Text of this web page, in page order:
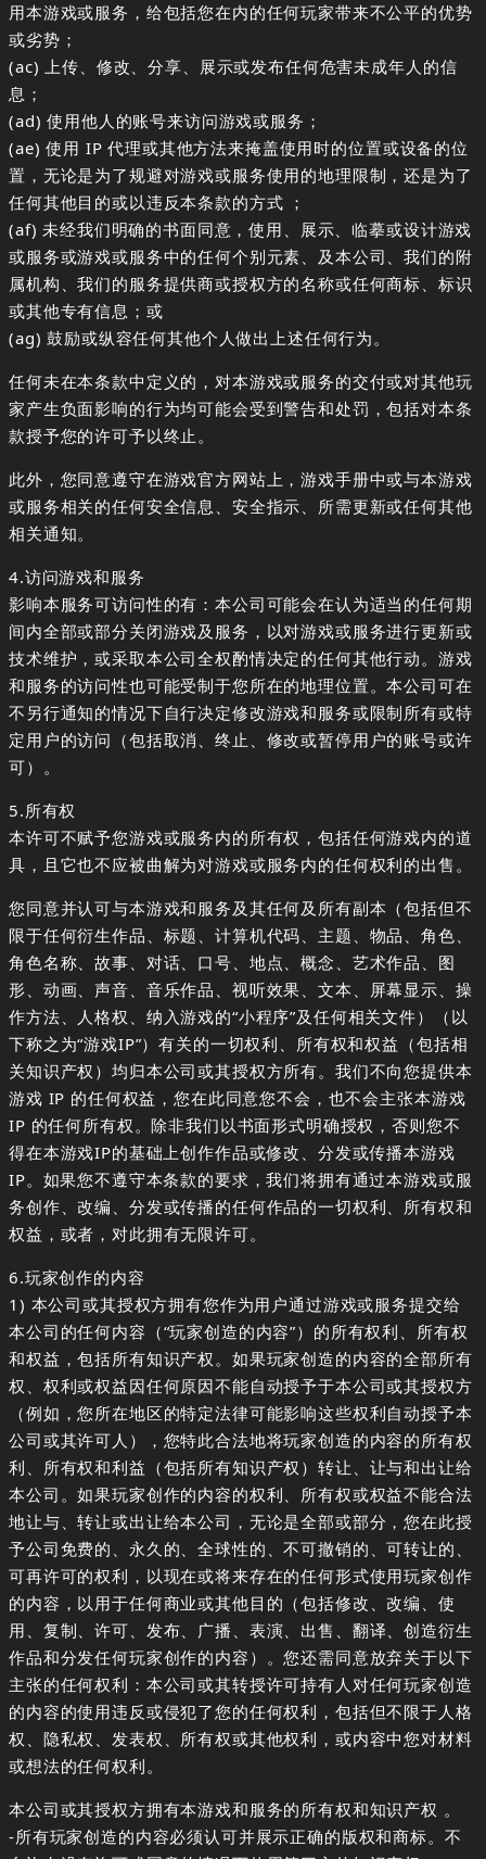
用本游戏或服务，给包括您在内的任何玩家带来不公平的优势
或劣势；
(ac) 上传、修改、分享、展示或发布任何危害未成年人的信
息；
(ad) 使用他人的账号来访问游戏或服务；
(ae) 使用 IP 代理或其他方法来掩盖使用时的位置或设备的位
置，无论是为了规避对游戏或服务使用的地理限制，还是为了
任何其他目的或以违反本条款的方式 ；
(af) 未经我们明确的书面同意，使用、展示、临摹或设计游戏
或服务或游戏或服务中的任何个别元素、及本公司、我们的附
属机构、我们的服务提供商或授权方的名称或任何商标、标识
或其他专有信息；或
(ag) 鼓励或纵容任何其他个人做出上述任何行为。
任何未在本条款中定义的，对本游戏或服务的交付或对其他玩
家产生负面影响的行为均可能会受到警告和处罚，包括对本条
款授予您的许可予以终止。
此外，您同意遵守在游戏官方网站上，游戏手册中或与本游戏
或服务相关的任何安全信息、安全指示、所需更新或任何其他
相关通知。
4.访问游戏和服务
影响本服务可访问性的有：本公司可能会在认为适当的任何期
间内全部或部分关闭游戏及服务，以对游戏或服务进行更新或
技术维护，或采取本公司全权酌情决定的任何其他行动。游戏
和服务的访问性也可能受制于您所在的地理位置。本公司可在
不另行通知的情况下自行决定修改游戏和服务或限制所有或特
定用户的访问（包括取消、终止、修改或暂停用户的账号或许
可）。
5.所有权
本许可不赋予您游戏或服务内的所有权，包括任何游戏内的道
具，且它也不应被曲解为对游戏或服务内的任何权利的出售。
您同意并认可与本游戏和服务及其任何及所有副本（包括但不
限于任何衍生作品、标题、计算机代码、主题、物品、角色、
角色名称、故事、对话、口号、地点、概念、艺术作品、图
形、动画、声音、音乐作品、视听效果、文本、屏幕显示、操
作方法、人格权、纳入游戏的“小程序”及任何相关文件）（以
下称之为“游戏IP”）有关的一切权利、所有权和权益（包括相
关知识产权）均归本公司或其授权方所有。我们不向您提供本
游戏 IP 的任何权益，您在此同意您不会，也不会主张本游戏
IP 的任何所有权。除非我们以书面形式明确授权，否则您不
得在本游戏IP的基础上创作作品或修改、分发或传播本游戏
IP。如果您不遵守本条款的要求，我们将拥有通过本游戏或服
务创作、改编、分发或传播的任何作品的一切权利、所有权和
权益，或者，对此拥有无限许可。
6.玩家创作的内容
1) 本公司或其授权方拥有您作为用户通过游戏或服务提交给
本公司的任何内容（“玩家创造的内容”）的所有权利、所有权
和权益，包括所有知识产权。如果玩家创造的内容的全部所有
权、权利或权益因任何原因不能自动授予于本公司或其授权方
（例如，您所在地区的特定法律可能影响这些权利自动授予本
公司或其许可人），您特此合法地将玩家创造的内容的所有权
利、所有权和利益（包括所有知识产权）转让、让与和出让给
本公司。如果玩家创作的内容的权利、所有权或权益不能合法
地让与、转让或出让给本公司，无论是全部或部分，您在此授
予公司免费的、永久的、全球性的、不可撤销的、可转让的、
可再许可的权利，以现在或将来存在的任何形式使用玩家创作
的内容，以用于任何商业或其他目的（包括修改、改编、使
用、复制、许可、发布、广播、表演、出售、翻译、创造衍生
作品和分发任何玩家创作的内容）。您还需同意放弃关于以下
主张的任何权利：本公司或其转授许可持有人对任何玩家创造
的内容的使用违反或侵犯了您的任何权利，包括但不限于人格
权、隐私权、发表权、所有权或其他权利，或内容中您对材料
或想法的任何权利。
本公司或其授权方拥有本游戏和服务的所有权和知识产权 。
-所有玩家创造的内容必须认可并展示正确的版权和商标。不